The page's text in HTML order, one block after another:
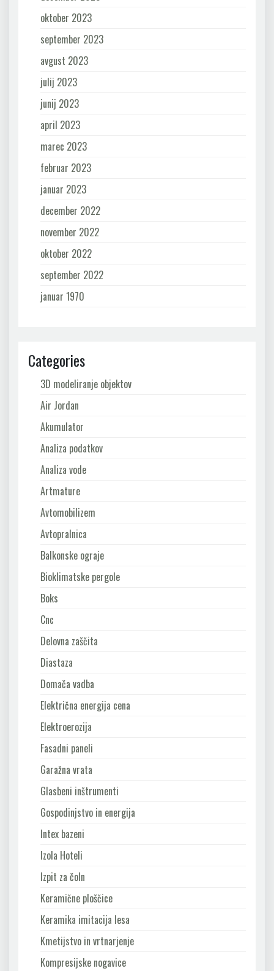
oktober 2023
september 2023
avgust 2023
julij 2023
junij 2023
april 2023
marec 2023
februar 2023
januar 2023
december 2022
november 2022
oktober 2022
september 2022
januar 1970
Categories
3D modeliranje objektov
Air Jordan
Akumulator
Analiza podatkov
Analiza vode
Artmature
Avtomobilizem
Avtopralnica
Balkonske ograje
Bioklimatske pergole
Boks
Cnc
Delovna zaščita
Diastaza
Domača vadba
Električna energija cena
Elektroerozija
Fasadni paneli
Garažna vrata
Glasbeni inštrumenti
Gospodinjstvo in energija
Intex bazeni
Izola Hoteli
Izpit za čoln
Keramične ploščice
Keramika imitacija lesa
Kmetijstvo in vrtnarjenje
Kompresijske nogavice